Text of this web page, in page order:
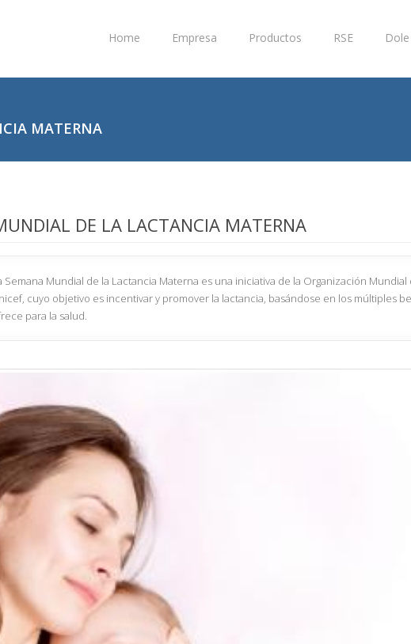
Home Empresa Productos RSE Dole
MATERNA
DE LA LACTANCIA MATERNA
Semana Mundial de la Lactancia Materna es una iniciativa de la Organización Mundial
cuyo objetivo es incentivar y promover la lactancia, basándose en los múltiples
para la salud.